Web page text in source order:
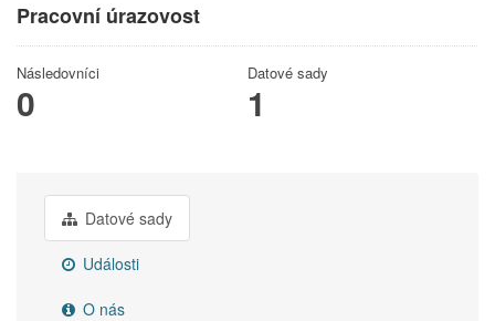
Pracovní úrazovost
Následovníci
0
Datové sady
1
Datové sady
Události
O nás